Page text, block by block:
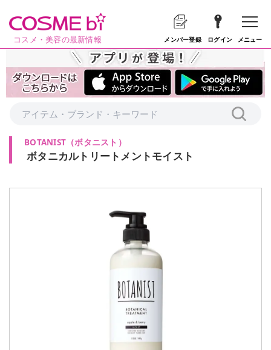
コスメ・美容の最新情報 メンバー登録 ログイン メニュー
BOTANIST （ボタニスト ）
ボタニカルトリートメントモイスト